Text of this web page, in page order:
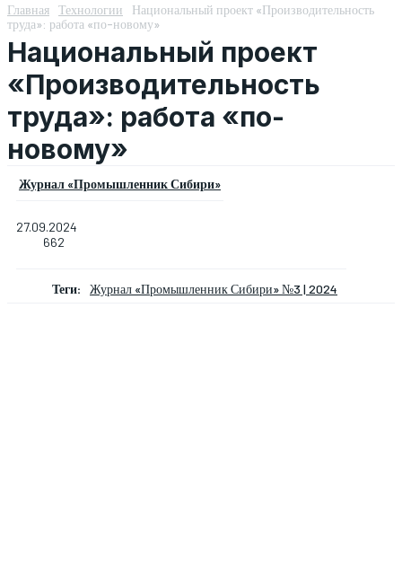
Главная Технологии
Национальный проект «Производительность
труда»: работа «по-новому»
Национальный проект
«Производительность
труда»: работа «по-
новому»
Журнал «Промышленник Сибири»
27.09.2024
662
Теги: Журнал «Промышленник Сибири» №3 | 2024